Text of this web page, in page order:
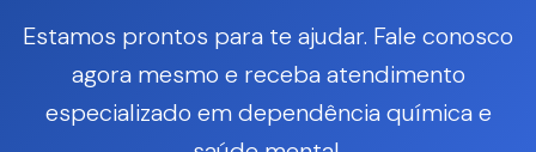
Estamos prontos para te ajudar. Fale conosco
agora mesmo e receba atendimento
especializado em dependência química e